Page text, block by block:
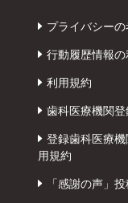
プライバシー
行動履歴情報
利用規約
歯科医療機関登
登録歯科医療
用規約
「感謝の声」